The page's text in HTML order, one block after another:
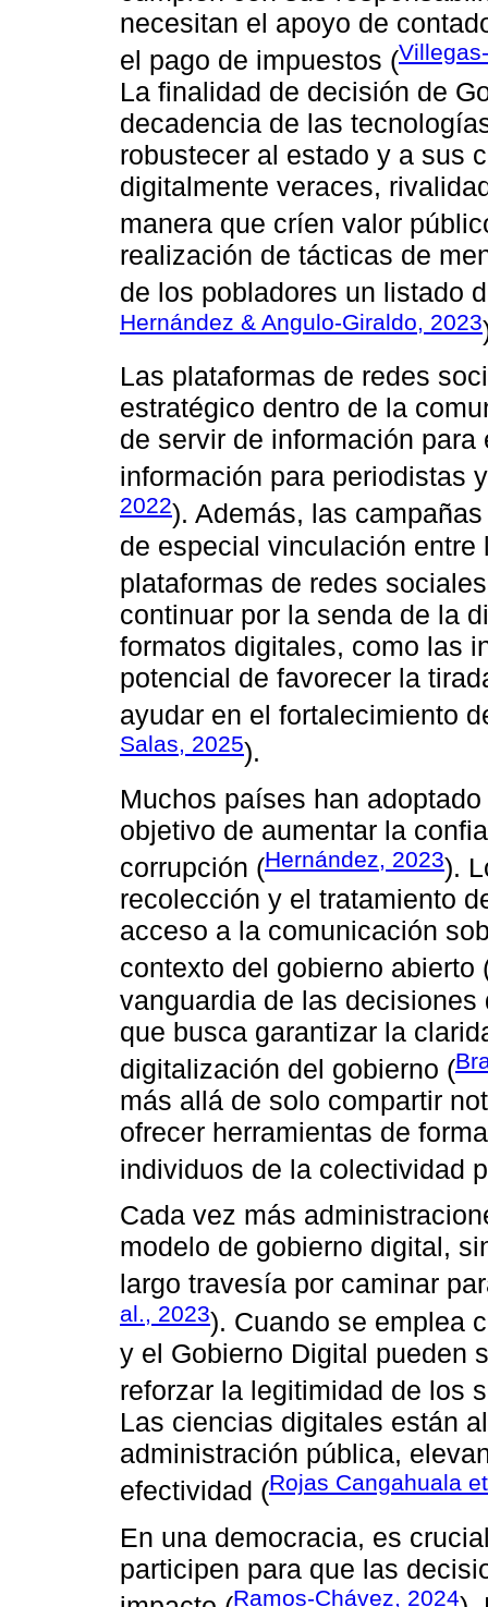
necesitan el apoyo de
el pago de impuestos (
La finalidad de decisión de
decadencia de las
robustecer al estado y a sus
digitalmente veraces,
manera que críen valor
realización de tácticas de
de los pobladores un listado
Hernández & Angulo-Giraldo, 2023
Las plataformas de redes
estratégico dentro de la
de servir de información
información para periodistas
2022). Además, las
de especial vinculación
plataformas de redes
continuar por la senda de la
formatos digitales, como las
potencial de favorecer la
ayudar en el fortalecimiento
Salas, 2025).
Muchos países han
objetivo de aumentar la
corrupción (Hernández, 2023).
recolección y el tratamiento
acceso a la comunicación
contexto del gobierno abierto
vanguardia de las
que busca garantizar la
digitalización del gobierno (
más allá de solo compartir
ofrecer herramientas de
individuos de la colectividad
Cada vez más
modelo de gobierno digital,
largo travesía por caminar
al., 2023). Cuando se emplea
y el Gobierno Digital pueden
reforzar la legitimidad de los
Las ciencias digitales están
administración pública,
efectividad (Rojas Cangahuala
En una democracia, es
participen para que las
Ramos-Chávez, 2024